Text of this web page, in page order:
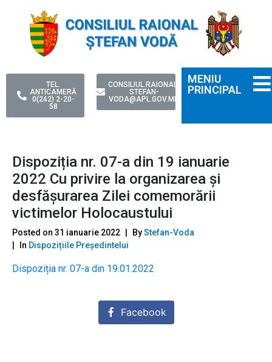
TEL.
ANTICAMERĂ
0(242) 2-20-
58
CONSILIUL.RAIONAL-
STEFAN-
VODA@APL.GOV.MD
MENIU
PRINCIPAL
Dispoziția nr. 07-a din 19 ianuarie
2022 Сu privire la organizarea şi
desfășurarea Zilei comemorării
victimelor Holocaustului
Posted on 31 ianuarie 2022 ByStefan-Voda
In Dispozițiile Președintelui
Dispoziția nr. 07-a din 19.01.2022
Facebook